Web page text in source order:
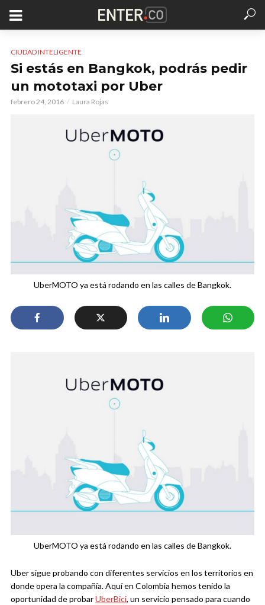
CIUDAD INTELIGENTE
Si estás en Bangkok, podrás pedir
un mototaxi por Uber
febrero 24, 2016 Laura Rojas
UberMOTO ya está rodando en las calles de Bangkok.
UberMOTO ya está rodando en las calles de Bangkok.
Uber sigue probando con diferentes servicios en los territorios en
donde opera la compañía. Aquí en Colombia hemos tenido la
oportunidad de probarUberBici, un servicio pensado para cuando